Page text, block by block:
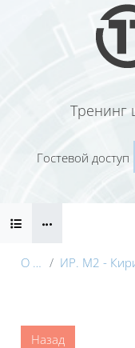
Перейти к основному
Тренинг
Гостевой доступ
Блоки
О курсе
Назад